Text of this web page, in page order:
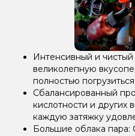
Интенсивный и
великолепную
полностью
Сбалансированный
кислотности и других
каждую затяжку
Большие облака пара: